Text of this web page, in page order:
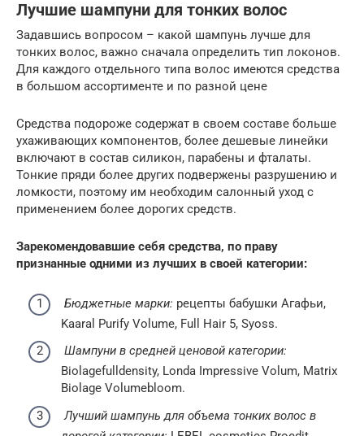
Лучшие шампуни для тонких волос
Задавшись вопросом – какой шампунь лучше для
тонких волос, важно сначала определить тип локонов.
Для каждого отдельного типа волос имеются средства
в большом ассортименте и по разной цене
Средства подороже содержат в своем составе больше
ухаживающих компонентов, более дешевые линейки
включают в состав силикон, парабены и фталаты.
Тонкие пряди более других подвержены разрушению и
ломкости, поэтому им необходим салонный уход с
применением более дорогих средств.
Зарекомендовавшие себя средства, по праву
признанные одними из лучших в своей категории:
Бюджетные марки: рецепты бабушки Агафьи,
Kaaral Purify Volume, Full Hair 5, Syoss.
Шампуни в средней ценовой категории:
Biolagefulldensity, Londa Impressive Volum, Matrix
Biolage Volumebloom.
Лучший шампунь для объема тонких волос в